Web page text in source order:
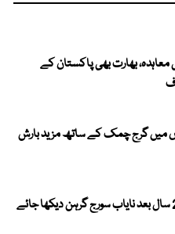
بھارت بھی پاکستان کے
گرج چمک کے ساتھ مزید بارش
برطانیہ اور آئرلینڈ میں 27 سال بعد نایاب سورج گرہن دیکھا جائے